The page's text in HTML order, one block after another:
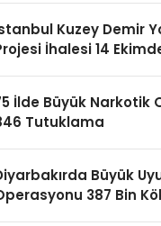
Kuzey Demir
İhalesi 14
İlde Büyük Narkotik
Tutuklama
Büyük
387 Bin